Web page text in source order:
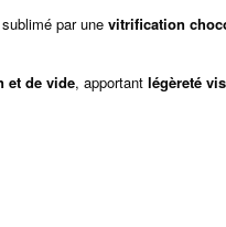
par une vitrification
et de vide, apportant légèreté